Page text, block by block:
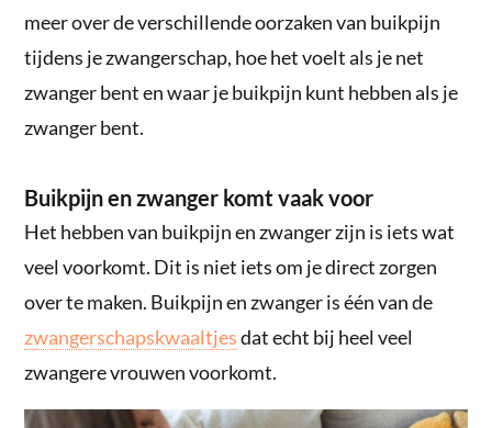
meer over de verschillende oorzaken van buikpijn
tijdens je zwangerschap, hoe het voelt als je net
zwanger bent en waar je buikpijn kunt hebben als je
zwanger bent.
Buikpijn en zwanger komt vaak voor
Het hebben van buikpijn en zwanger zijn is iets wat
veel voorkomt. Dit is niet iets om je direct zorgen
over te maken. Buikpijn en zwanger is één van de
zwangerschapskwaaltjesdat echt bij heel veel
zwangere vrouwen voorkomt.